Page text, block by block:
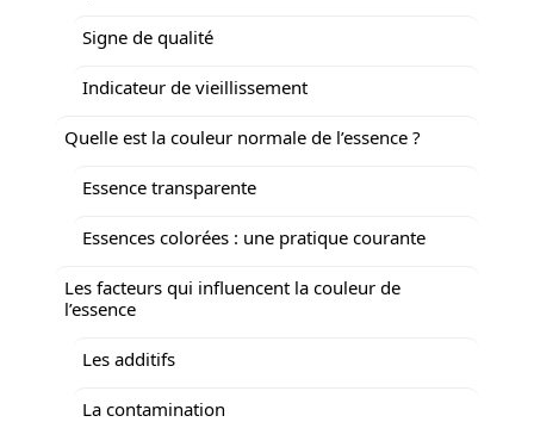
Signe de qualité
Indicateur de vieillissement
Quelle est la couleur normale de l’essence ?
Essence transparente
Essences colorées : une pratique courante
Les facteurs qui influencent la couleur de
l’essence
Les additifs
La contamination